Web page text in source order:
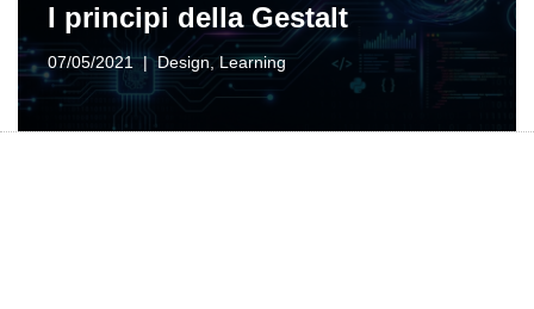
I principi della Gestalt
07/05/2021 Design, Learning